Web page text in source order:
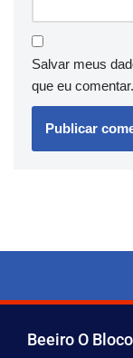
Salvar meus
que eu comentar.
Beeiro O Bloco